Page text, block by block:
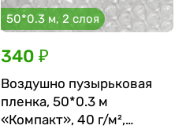
50*0.3 м, 2 слоя
340 ₽
Воздушно пузырьковая
пленка, 50*0.3 м
«Компакт», 40 г/м²,